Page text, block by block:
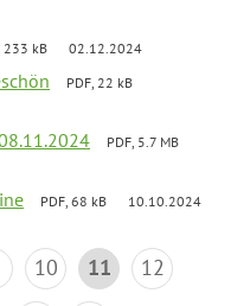
233 kB 02.12.2024
PDF, 22 kB
PDF, 5.7 MB
PDF, 68 kB 10.10.2024
10 11
12